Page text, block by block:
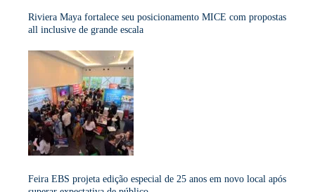
Riviera Maya fortalece seu posicionamento MICE com propostas
all inclusive de grande escala
Feira EBS projeta edição especial de 25 anos em novo local após